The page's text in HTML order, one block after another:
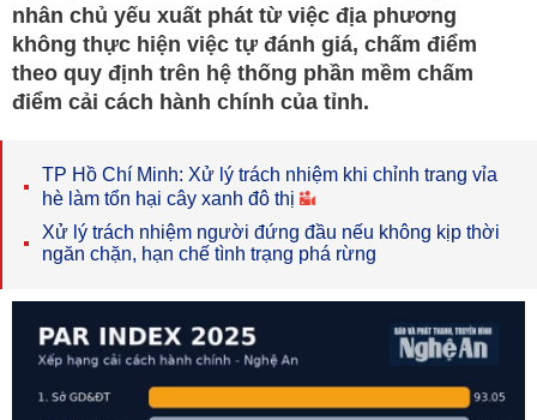
nhân chủ yếu xuất phát từ việc địa phương
không thực hiện việc tự đánh giá, chấm điểm
theo quy định trên hệ thống phần mềm chấm
điểm cải cách hành chính của tỉnh.
TP Hồ Chí Minh: Xử lý trách nhiệm khi chỉnh trang vỉa
hè làm tổn hại cây xanh đô thị
Xử lý trách nhiệm người đứng đầu nếu không kịp thời
ngăn chặn, hạn chế tình trạng phá rừng